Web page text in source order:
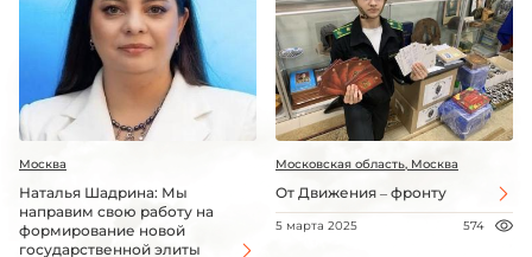
Москва
Наталья Шадрина: Мы
направим свою работу на
формирование новой
государственной элиты
Московская область, Москва
От Движения – фронту
5 марта 2025 574